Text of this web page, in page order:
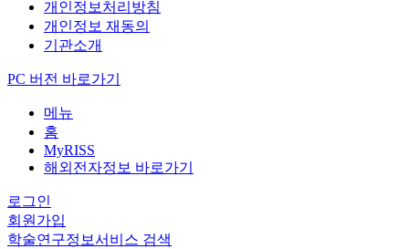
개인정보처리방침
개인정보 재동의
기관소개
PC 버전 바로가기
메뉴
홈
MyRISS
해외전자정보 바로가기
로그인
회원가입
학술연구정보서비스 검색